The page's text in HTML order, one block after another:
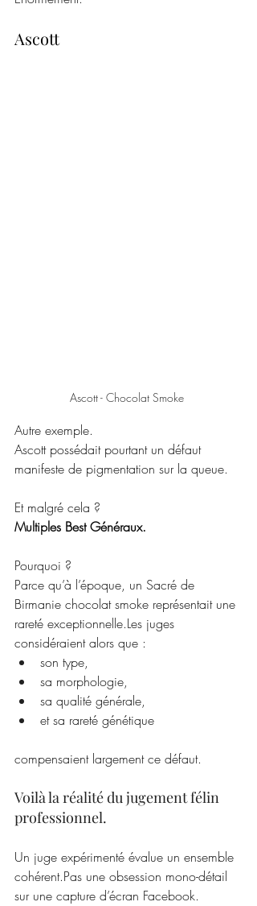
Ascott
Ascott - Chocolat Smoke
Autre exemple.
Ascott possédait pourtant un défaut
manifeste de pigmentation sur la queue.
Et malgré cela ?
Multiples Best Généraux.
Pourquoi ?
Parce qu’à l’époque, un Sacré de
Birmanie chocolat smoke représentait une
rareté exceptionnelle.Les juges
considéraient alors que :
son type,
sa morphologie,
sa qualité générale,
et sa rareté génétique
compensaient largement ce défaut.
Voilà la réalité du jugement félin
professionnel.
Un juge expérimenté évalue un ensemble
cohérent.Pas une obsession mono-détail
sur une capture d’écran Facebook.